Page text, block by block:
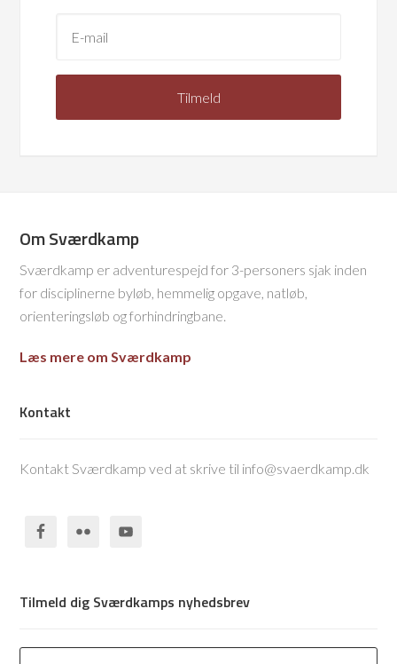
Om Sværdkamp
Sværdkamp er adventurespejd for 3-personers sjak inden
for disciplinerne byløb, hemmelig opgave, natløb,
orienteringsløb og forhindringbane.
Læs mere om Sværdkamp
Kontakt
Kontakt Sværdkamp ved at skrive til info@svaerdkamp.dk
Tilmeld dig Sværdkamps nyhedsbrev